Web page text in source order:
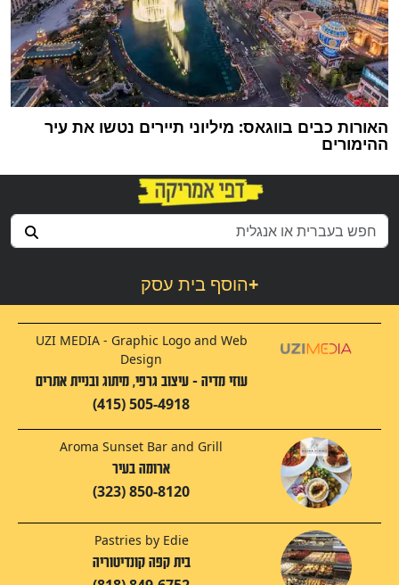
האורות כבים בווגאס: מיליוני תיירים נטשו את עיר
ההימורים
הוסף בית עסק+
UZI MEDIA - Graphic Logo and Web
Design
עוזי מדיה - עיצוב גרפי, מיתוג ובניית אתרים
(415) 505-4918
Aroma Sunset Bar and Grill
ארומה בעיר
(323) 850-8120
Pastries by Edie
בית קפה קונדיטוריה